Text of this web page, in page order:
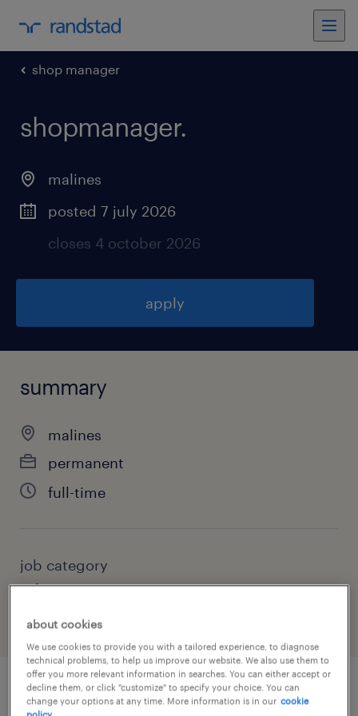
shop manager
shopmanager.
malines
posted 7 july 2026
closes 4 october 2026
apply
summary
malines
permanent
full-time
job category
sales
job details
about cookies
We use cookies to provide you with a tailored experience, to diagnose
technical problems, to help us improve our website. We also use them to
offer you more relevant information in searches. You can either accept or
decline them, or click "customize" to specify your choice. You can
change your options at any time. More information is in our cookie